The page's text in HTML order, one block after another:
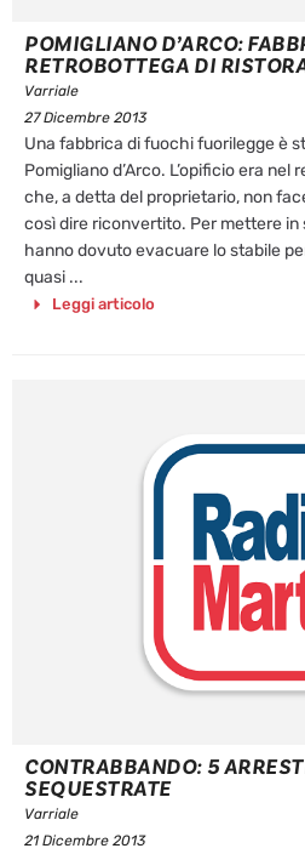
POMIGLIANO D’ARCO:
RETROBOTTEGA DI
Varriale
27 Dicembre 2013
Una fabbrica di fuochi fuorilegge è
Pomigliano d’Arco. L’opificio era
che, a detta del proprietario, non
così dire riconvertito. Per mettere in
hanno dovuto evacuare lo stabile
quasi ...
Leggi articolo
CONTRABBANDO: 5
SEQUESTRATE
Varriale
21 Dicembre 2013